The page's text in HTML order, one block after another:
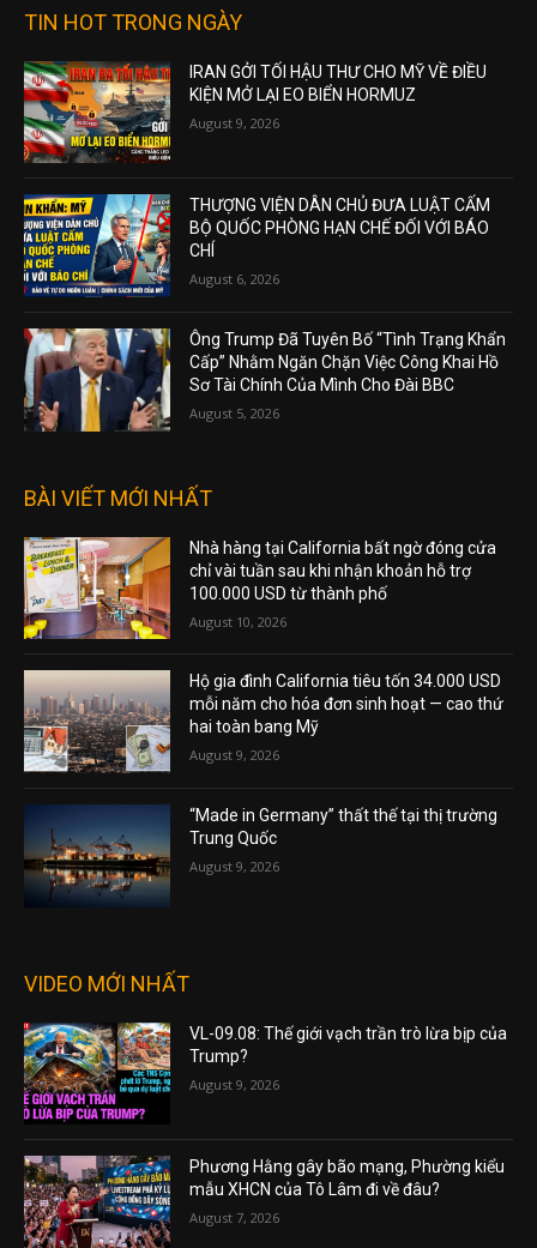
TIN HOT TRONG NGÀY
IRAN GỞI TỐI HẬU THƯ CHO MỸ VỀ ĐIỀU
KIỆN MỞ LẠI EO BIỂN HORMUZ
August 9, 2026
THƯỢNG VIỆN DÂN CHỦ ĐƯA LUẬT CẤM
BỘ QUỐC PHÒNG HẠN CHẾ ĐỐI VỚI BÁO
CHÍ
August 6, 2026
Ông Trump Đã Tuyên Bố “Tình Trạng Khẩn
Cấp” Nhằm Ngăn Chặn Việc Công Khai Hồ
Sơ Tài Chính Của Mình Cho Đài BBC
August 5, 2026
BÀI VIẾT MỚI NHẤT
Nhà hàng tại California bất ngờ đóng cửa
chỉ vài tuần sau khi nhận khoản hỗ trợ
100.000 USD từ thành phố
August 10, 2026
Hộ gia đình California tiêu tốn 34.000 USD
mỗi năm cho hóa đơn sinh hoạt — cao thứ
hai toàn bang Mỹ
August 9, 2026
“Made in Germany” thất thế tại thị trường
Trung Quốc
August 9, 2026
VIDEO MỚI NHẤT
VL-09.08: Thế giới vạch trần trò lừa bịp của
Trump?
August 9, 2026
Phương Hằng gây bão mạng, Phường kiểu
mẫu XHCN của Tô Lâm đi về đâu?
August 7, 2026